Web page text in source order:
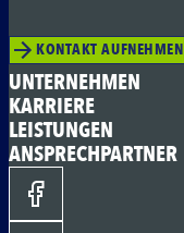
KONTAKT AUFNEHMEN
UNTERNEHMEN
KARRIERE
LEISTUNGEN
ANSPRECHPARTNER